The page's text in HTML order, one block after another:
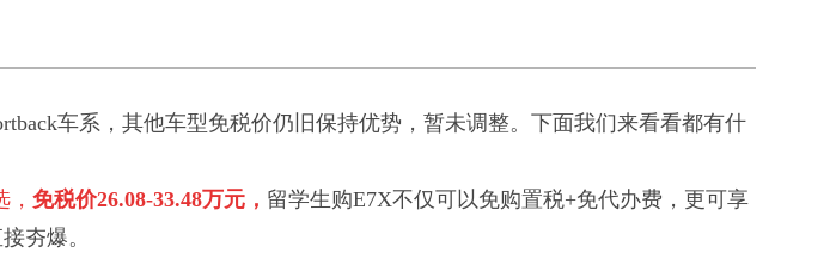
车系，其他车型免税价仍旧保持优势，暂未调整。下面我们来看看都有什
，免税价26.08-33.48万元， 留学生购E7X不仅可以免购置税+免代办费，更可享
夯爆。